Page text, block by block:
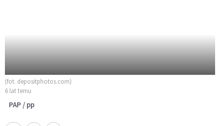
(fot. depositphotos.com)
6 lat temu
PAP / pp